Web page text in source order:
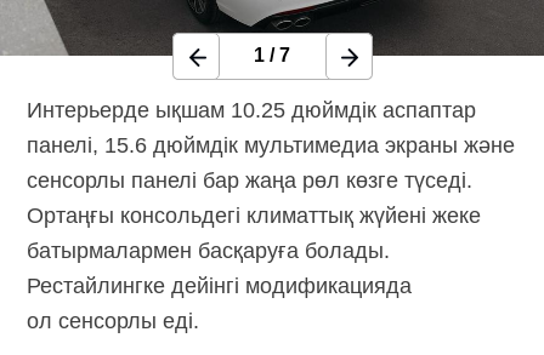
1 /7
Интерьерде ықшам 10.25 дюймдік аспаптар
панелі, 15.6 дюймдік мультимедиа экраны және
сенсорлы панелі бар жаңа рөл көзге түседі.
Ортаңғы консольдегі климаттық жүйені жеке
батырмалармен басқаруға болады.
Рестайлингке дейінгі модификацияда
ол сенсорлы еді.